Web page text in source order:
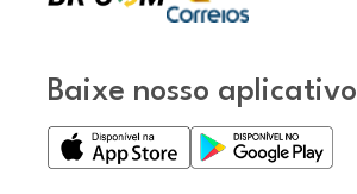
Baixe nosso aplicativo